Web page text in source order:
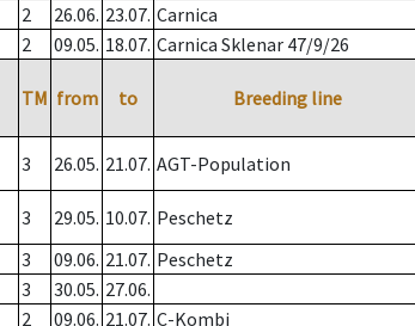
2 26.06. 23.07. Carnica
2 09.05. 18.07. Carnica Sklenar 47/9/26
TM from to Breeding line
3 26.05. 21.07. AGT-Population
3 29.05. 10.07. Peschetz
3 09.06. 21.07. Peschetz
3 30.05. 27.06.
2 09.06. 21.07. C-Kombi